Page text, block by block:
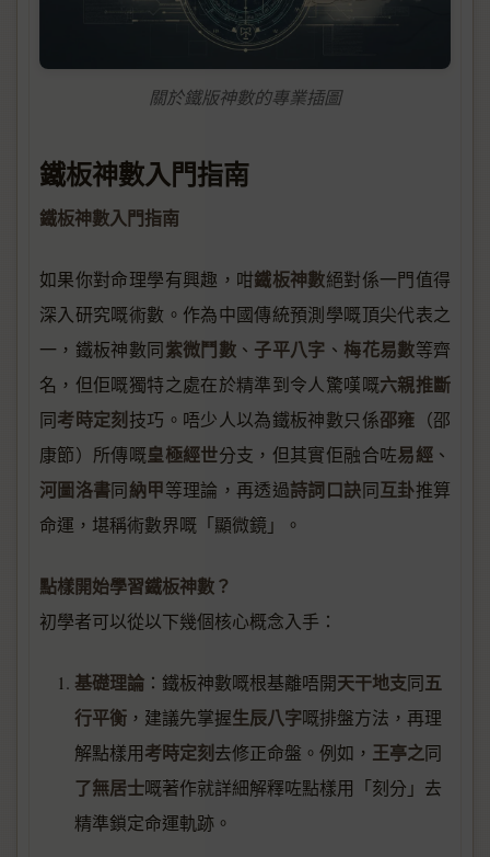
關於鐵版神數的專業插圖
鐵板神數入門指南
鐵板神數入門指南
如果你對命理學有興趣，咁鐵板神數絕對係一門值得
深入研究嘅術數。作為中國傳統預測學嘅頂尖代表之
一，鐵板神數同紫微鬥數 、 子平八字 、 梅花易數等齊
名，但佢嘅獨特之處在於精準到令人驚嘆嘅六親推斷
同考時定刻技巧。唔少人以為鐵板神數只係邵雍 （邵
康節）所傳嘅皇極經世分支，但其實佢融合咗易經 、
河圖洛書同納甲等理論，再透過詩詞口訣同互卦推算
命運，堪稱術數界嘅「顯微鏡」。
點樣開始學習鐵板神數？
初學者可以從以下幾個核心概念入手：
基礎理論 ：鐵板神數嘅根基離唔開天干地支同五
行平衡 ，建議先掌握生辰八字嘅排盤方法，再理
解點樣用考時定刻去修正命盤。例如， 王亭之同
了無居士嘅著作就詳細解釋咗點樣用「刻分」去
精準鎖定命運軌跡。